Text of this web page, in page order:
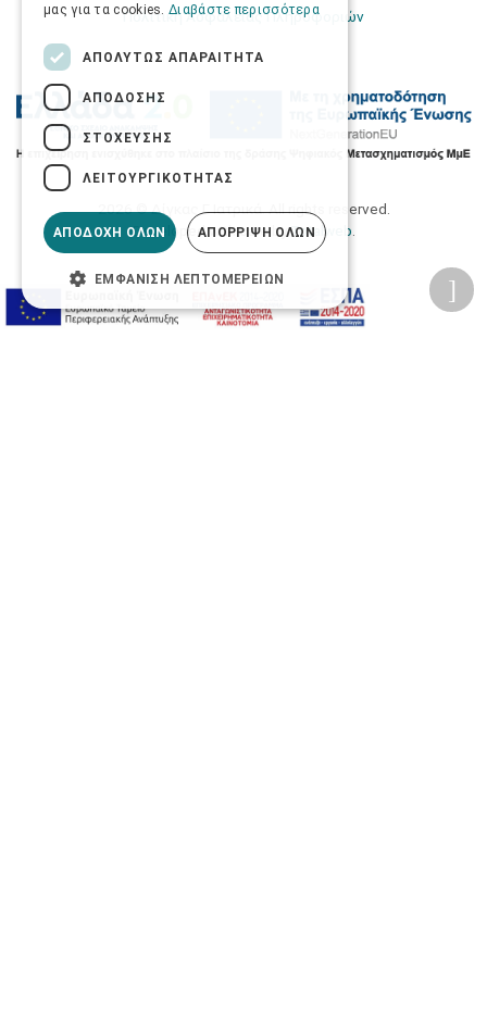
Πολιτική Ασφάλειας Πληροφοριών
2026 © Δίγκας Γ. Ιατρικά. All rights reserved.
Developed with care byTotalweb.
Προσβασιμότητα
μας για τα cookies. Διαβάστε περισσότερα
ΑΠΟΛΎΤΩΣ ΑΠΑΡΑΊΤΗΤΑ
ΑΠΌΔΟΣΗΣ
ΣΤΌΧΕΥΣΗΣ
ΛΕΙΤΟΥΡΓΙΚΌΤΗΤΑΣ
ΑΠΟΔΟΧΉ ΌΛΩΝ ΑΠΌΡΡΙΨΗ ΌΛΩΝ
ΕΜΦΆΝΙΣΗ ΛΕΠΤΟΜΕΡΕΙΏΝ